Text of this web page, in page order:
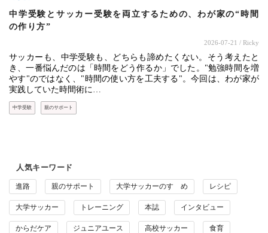
中学受験とサッカー受験を両立するための、わが家の“時間
の作り方”
2026-07-21 / Ricky
サッカーも、中学受験も、どちらも諦めたくない。そう考えたと
き、一番悩んだのは「時間をどう作るか」でした。"勉強時間を増
やす"のではなく、"時間の使い方を工夫する"。今回は、わが家が
実践していた時間術に…
中学受験 親のサポート
人気キーワード
進路 親のサポート 大学サッカーのすゝめ レシピ
大学サッカー トレーニング 本誌 インタビュー
からだケア ジュニアユース 高校サッカー 食育